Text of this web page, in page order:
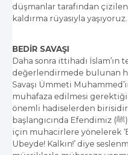
düşmanlar tarafından çizilen
kaldırma rüyasıyla yaşıyoruz.
BEDİR SAVAŞI
Daha sonra ittihadı İslam’ın
değerlendirmede bulunan
Savaşı Ümmeti
muhafaza edilmesi
önemli hadiselerden birisidir.
başlangıcında Efendimiz (ﷺ) karşılıklı mübareze
için muhacirlere yönelerek
Ubeyde! Kalkın!’ diye